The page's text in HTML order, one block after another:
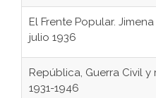
El Frente Popular.
julio 1936
República, Guerra Civil
1931-1946